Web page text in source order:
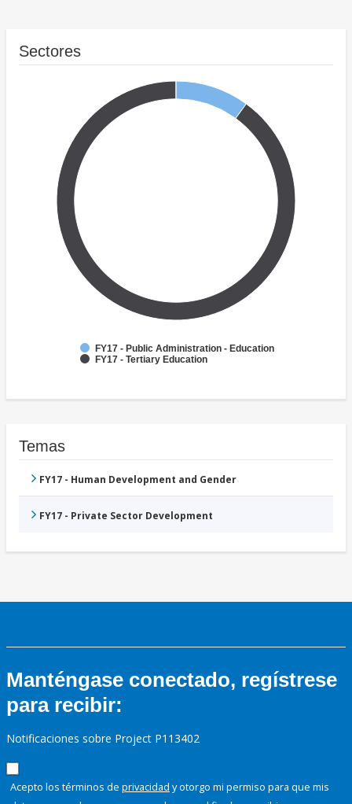
Sectores
FY17 - Public Administration - Education
FY17 - Tertiary Education
Temas
FY17 - Human Development and Gender
FY17 - Private Sector Development
Manténgase conectado, regístrese
para recibir:
Notificaciones sobre Project P113402
Acepto los términos de privacidad y otorgo mi permiso para que mis